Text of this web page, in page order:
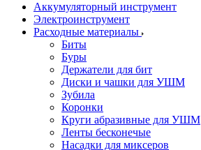
Аккумуляторный инструмент
Электроинструмент
Расходные материалы
Биты
Буры
Держатели для бит
Диски и чашки для УШМ
Зубила
Коронки
Круги абразивные для УШМ
Ленты бесконечые
Насадки для миксеров